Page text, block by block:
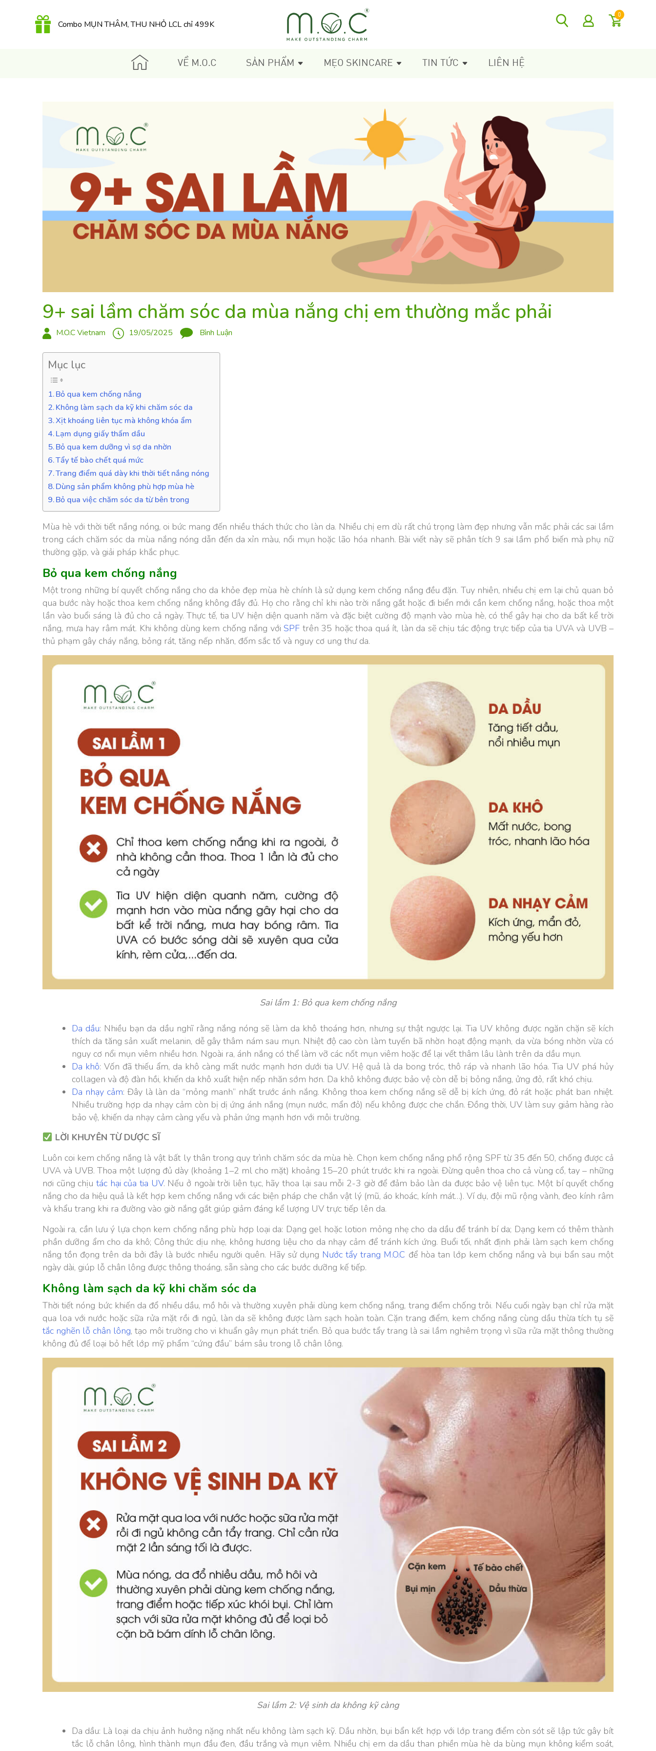
QUÀ TẶNG 350K khi mua Kem dưỡng Retinol
hữu cơ 30Gr
0
VỀ M.O.C SẢN PHẨM MẸO SKINCARE TIN TỨC LIÊN HỆ
9+ sai lầm chăm sóc da mùa nắng chị em thường mắc phải
M.O.C Vietnam 19/05/2025 Bình Luận
Mục lục
Bỏ qua kem chống nắng
Không làm sạch da kỹ khi chăm sóc da
Xịt khoáng liên tục mà không khóa ẩm
Lạm dụng giấy thấm dầu
Bỏ qua kem dưỡng vì sợ da nhờn
Tẩy tế bào chết quá mức
Trang điểm quá dày khi thời tiết nắng nóng
Dùng sản phẩm không phù hợp mùa hè
Bỏ qua việc chăm sóc da từ bên trong
Mùa hè với thời tiết nắng nóng, oi bức mang đến nhiều thách thức cho làn da. Nhiều chị em dù rất chú trọng làm đẹp nhưng vẫn mắc phải các sai lầm
trong cách chăm sóc da mùa nắng nóng dẫn đến da xỉn màu, nổi mụn hoặc lão hóa nhanh. Bài viết này sẽ phân tích 9 sai lầm phổ biến mà phụ nữ
thường gặp, và giải pháp khắc phục.
Bỏ qua kem chống nắng
Một trong những bí quyết chống nắng cho da khỏe đẹp mùa hè chính là sử dụng kem chống nắng đều đặn. Tuy nhiên, nhiều chị em lại chủ quan bỏ
qua bước này hoặc thoa kem chống nắng không đầy đủ. Họ cho rằng chỉ khi nào trời nắng gắt hoặc đi biển mới cần kem chống nắng, hoặc thoa một
lần vào buổi sáng là đủ cho cả ngày. Thực tế, tia UV hiện diện quanh năm và đặc biệt cường độ mạnh vào mùa hè, có thể gây hại cho da bất kể trời
nắng, mưa hay râm mát. Khi không dùng kem chống nắng với SPF trên 35 hoặc thoa quá ít, làn da sẽ chịu tác động trực tiếp của tia UVA và UVB –
thủ phạm gây cháy nắng, bỏng rát, tăng nếp nhăn, đốm sắc tố và nguy cơ ung thư da.
Sai lầm 1: Bỏ qua kem chống nắng
Da dầu: Nhiều bạn da dầu nghĩ rằng nắng nóng sẽ làm da khô thoáng hơn, nhưng sự thật ngược lại. Tia UV không được ngăn chặn sẽ kích
thích da tăng sản xuất melanin, dễ gây thâm nám sau mụn. Nhiệt độ cao còn làm tuyến bã nhờn hoạt động mạnh, da vừa bóng nhờn vừa có
nguy cơ nổi mụn viêm nhiều hơn. Ngoài ra, ánh nắng có thể làm vỡ các nốt mụn viêm hoặc để lại vết thâm lâu lành trên da dầu mụn.
Da khô: Vốn đã thiếu ẩm, da khô càng mất nước mạnh hơn dưới tia UV. Hệ quả là da bong tróc, thô ráp và nhanh lão hóa. Tia UV phá hủy
collagen và độ đàn hồi, khiến da khô xuất hiện nếp nhăn sớm hơn. Da khô không được bảo vệ còn dễ bị bỏng nắng, ửng đỏ, rất khó chịu.
Da nhạy cảm: Đây là làn da “mỏng manh” nhất trước ánh nắng. Không thoa kem chống nắng sẽ dễ bị kích ứng, đỏ rát hoặc phát ban nhiệt.
Nhiều trường hợp da nhạy cảm còn bị dị ứng ánh nắng (mụn nước, mẩn đỏ) nếu không được che chắn. Đồng thời, UV làm suy giảm hàng rào
bảo vệ, khiến da nhạy cảm càng yếu và phản ứng mạnh hơn với môi trường.
LỜI KHUYÊN TỪ DƯỢC SĨ
Luôn coi kem chống nắng là vật bất ly thân trong quy trình chăm sóc da mùa hè. Chọn kem chống nắng phổ rộng SPF từ 35 đến 50, chống được cả
UVA và UVB. Thoa một lượng đủ dày (khoảng 1–2 ml cho mặt) khoảng 15–20 phút trước khi ra ngoài. Đừng quên thoa cho cả vùng cổ, tay – những
nơi cũng chịutác hại của tia UV. Nếu ở ngoài trời liên tục, hãy thoa lại sau mỗi 2-3 giờ để đảm bảo làn da được bảo vệ liên tục. Một bí quyết chống
nắng cho da hiệu quả là kết hợp kem chống nắng với các biện pháp che chắn vật lý (mũ, áo khoác, kính mát…). Ví dụ, đội mũ rộng vành, đeo kính râm
và khẩu trang khi ra đường vào giờ nắng gắt giúp giảm đáng kể lượng UV trực tiếp lên da.
Ngoài ra, cần lưu ý lựa chọn kem chống nắng phù hợp loại da: Dạng gel hoặc lotion mỏng nhẹ cho da dầu để tránh bí da; Dạng kem có thêm thành
phần dưỡng ẩm cho da khô; Công thức dịu nhẹ, không hương liệu cho da nhạy cảm để tránh kích ứng. Buổi tối, nhất định phải làm sạch kem chống
nắng tồn đọng trên da bởi đây là bước nhiều người quên. Hãy sử dụng Nước tẩy trang M.O.C để hòa tan lớp kem chống nắng và bụi bẩn sau một
ngày dài, giúp lỗ chân lông được thông thoáng, sẵn sàng cho các bước dưỡng kế tiếp.
Không làm sạch da kỹ khi chăm sóc da
Thời tiết nóng bức khiến da đổ nhiều dầu, mồ hôi và thường xuyên phải dùng kem chống nắng, trang điểm chống trôi. Nếu cuối ngày bạn chỉ rửa mặt
qua loa với nước hoặc sữa rửa mặt rồi đi ngủ, làn da sẽ không được làm sạch hoàn toàn. Cặn trang điểm, kem chống nắng cùng dầu thừa tích tụ sẽ
tắc nghẽn lỗ chân lông, tạo môi trường cho vi khuẩn gây mụn phát triển. Bỏ qua bước tẩy trang là sai lầm nghiêm trọng vì sữa rửa mặt thông thường
không đủ để loại bỏ hết lớp mỹ phẩm “cứng đầu” bám sâu trong lỗ chân lông.
Sai lầm 2: Vệ sinh da không kỹ càng
Da dầu: Là loại da chịu ảnh hưởng nặng nhất nếu không làm sạch kỹ. Dầu nhờn, bụi bẩn kết hợp với lớp trang điểm còn sót sẽ lập tức gây bít
tắc lỗ chân lông, hình thành mụn đầu đen, đầu trắng và mụn viêm. Nhiều chị em da dầu than phiền mùa hè da bùng mụn không kiểm soát,